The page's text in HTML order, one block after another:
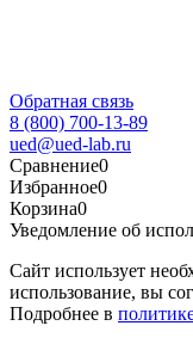
Обратная связь
8 (800) 700-13-89
ued@ued-lab.ru
Сравнение0
Избранное0
Корзина0
Уведомление об
Сайт использует
использование, вы
Подробнее в